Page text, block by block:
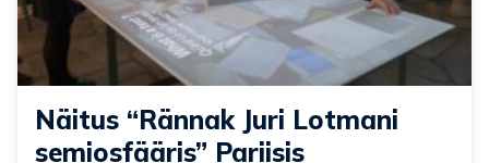
Näitus “Rännak Juri Lotmani
semiosfääris” Pariisis